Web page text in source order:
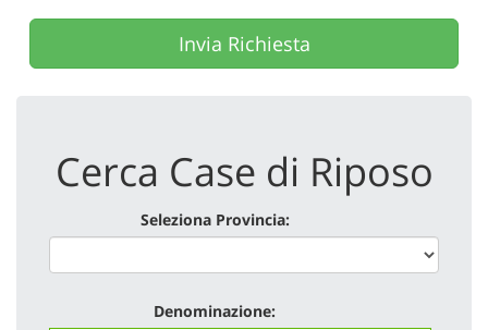
Invia Richiesta
Cerca Case di Riposo
Seleziona Provincia:
Denominazione: